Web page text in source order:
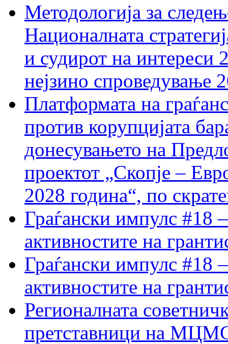
Методологија за
Националната
и судирот на интереси
нејзино спроведување
Платформата на
против корупцијата
донесувањето на
проектот „Скопје –
2028 година“, по
Граѓански импулс #18
активностите на
Граѓански импулс #18
активностите на
Регионалната
претставници на МЦМС